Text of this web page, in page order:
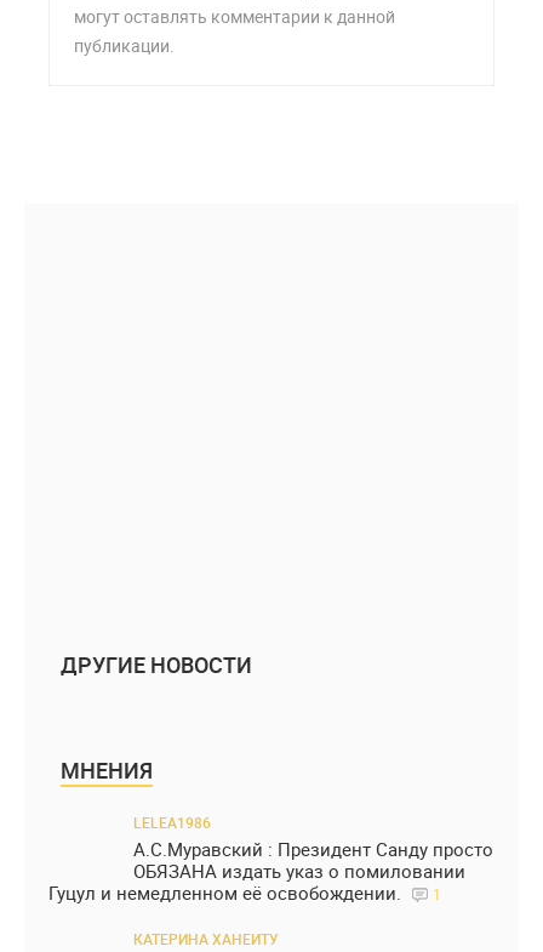
могут оставлять комментарии к данной
публикации.
ДРУГИЕ НОВОСТИ
МНЕНИЯ
LELEA1986
А.С.Муравский : Президент Санду просто
ОБЯЗАНА издать указ о помиловании
Гуцул и немедленном её освобождении.
1
КАТЕРИНА ХАНЕИТУ